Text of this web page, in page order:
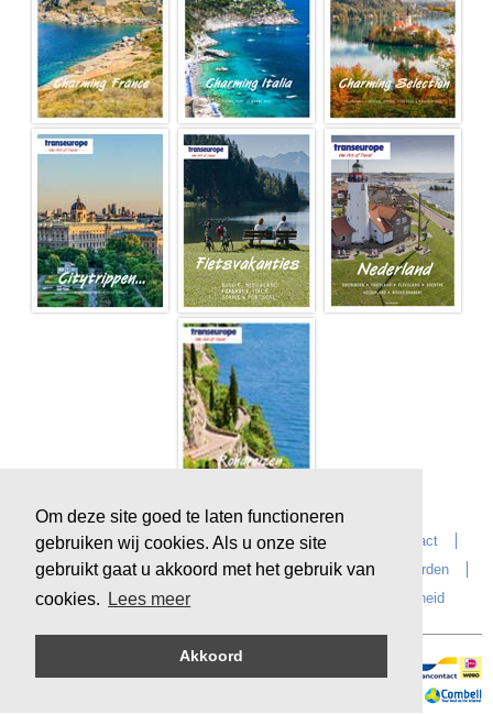
Om deze site goed te laten functioneren
gebruiken wij cookies. Als u onze site
gebruikt gaat u akkoord met het gebruik van
cookies.
Lees meer
Akkoord
Home Over Transeurope Vacatures
Contact
Vragen?
Reiskantoren Extras
Reisvoorwaarden
Reisverzekeringen
Duurzaamheid